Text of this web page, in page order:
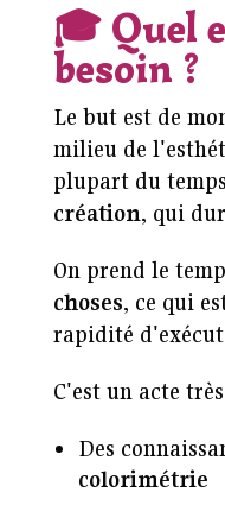
🎓 Quel
besoin ?
Le but est de
milieu de
plupart du
création, qui
On prend le
choses, ce qui
rapidité
C'est un acte
Des
colorimétrie